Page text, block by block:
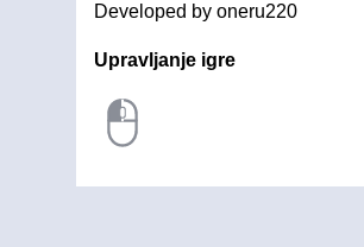
Developed by oneru220
Upravljanje igre